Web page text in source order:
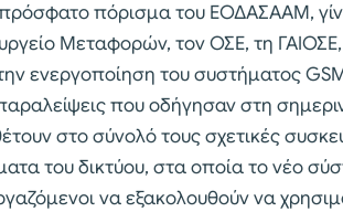
πόρισμα του ΕΟΔΑΣΑΑΜ,
Μεταφορών, τον ΟΣΕ, τη ΓΑΙΟΣΕ,
ενεργοποίηση του συστήματος
που οδήγησαν στη
στο σύνολό τους σχετικές
του δικτύου, στα οποία το νέο
να εξακολουθούν να